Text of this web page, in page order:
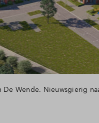
Wende. Nieuwsgierig